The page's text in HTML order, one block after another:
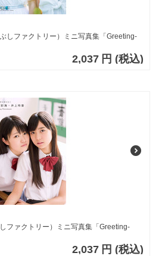
しファクトリー）ミニ写真集「Greeting-
2,037 円 (税込)
ファクトリー）ミニ写真集「Greeting-
2,037 円 (税込)